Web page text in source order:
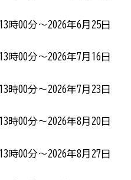
時00分～2026年6月25日
時00分～2026年7月16日
時00分～2026年7月23日
時00分～2026年8月20日
時00分～2026年8月27日